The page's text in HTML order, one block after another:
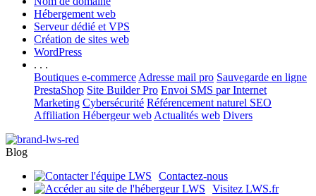
Hébergement web
Serveur dédié et VPS
Création de sites web
WordPress
. . .
Boutiques e-commerce Adresse mail pro Sauvegarde en ligne
PrestaShop Site Builder Pro Envoi SMS par Internet
Marketing Cybersécurité Référencement naturel SEO
Affiliation Hébergeur web Actualités web Divers
Blog
Contactez-nous
Visitez LWS.fr